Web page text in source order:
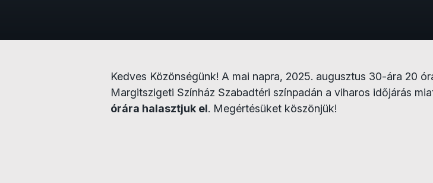
Kedves Közönségünk! A mai napra, 2025. augusztus 30-ára 20
Margitszigeti Színház Szabadtéri színpadán a viharos időjárás
órára halasztjuk el. Megértésüket köszönjük!